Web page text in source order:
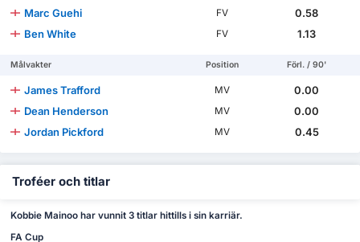
Marc Guehi
FV
0.58
Ben White
FV 1.13
Målvakter Position Förl. / 90'
James Trafford MV
0.00
Dean Henderson
MV
0.00
Jordan Pickford
MV 0.45
Troféer och titlar
Kobbie Mainoo har vunnit 3 titlar hittills i sin karriär.
FA Cup